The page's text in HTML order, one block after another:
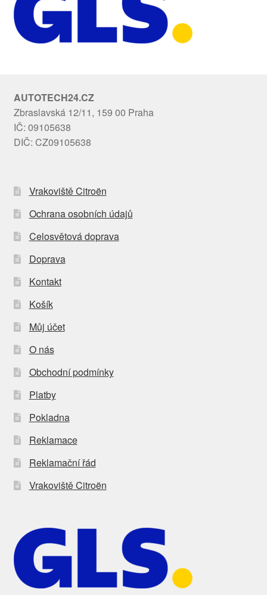
AUTOTECH24.CZ
Zbraslavská 12/11, 159 00 Praha
IČ: 09105638
DIČ: CZ09105638
Vrakoviště Citroën
Ochrana osobních údajů
Celosvětová doprava
Doprava
Kontakt
Košík
Můj účet
O nás
Obchodní podmínky
Platby
Pokladna
Reklamace
Reklamační řád
Vrakoviště Citroën